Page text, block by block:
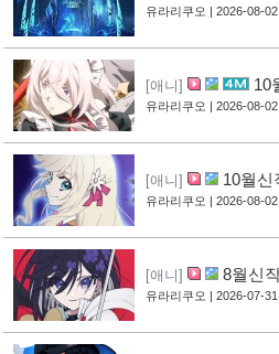
작 피규어 공개
유라리쿠오 | 2026-08-02
[애니]
10
로러 ] PV 영상 공
유라리쿠오 | 2026-08-02
[애니]
10월신
계를 다스린다 ] 2
유라리쿠오 | 2026-08-02
[애니]
8월신
상 공개
[11]
유라리쿠오 | 2026-07-31